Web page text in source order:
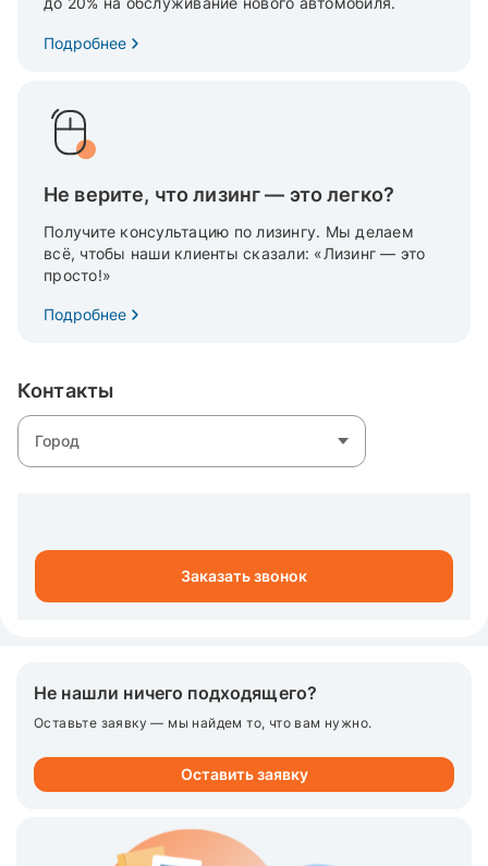
Подробнее
Не верите, что лизинг — это легко?
Получите консультацию по лизингу. Мы делаем
всё, чтобы наши клиенты сказали: «Лизинг — это
просто!»
Подробнее
Контакты
Город
Заказать звонок
Не нашли ничего подходящего?
Оставьте заявку — мы найдем то, что вам нужно.
Оставить заявку